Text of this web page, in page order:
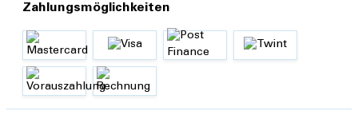
Zahlungsmöglichkeiten